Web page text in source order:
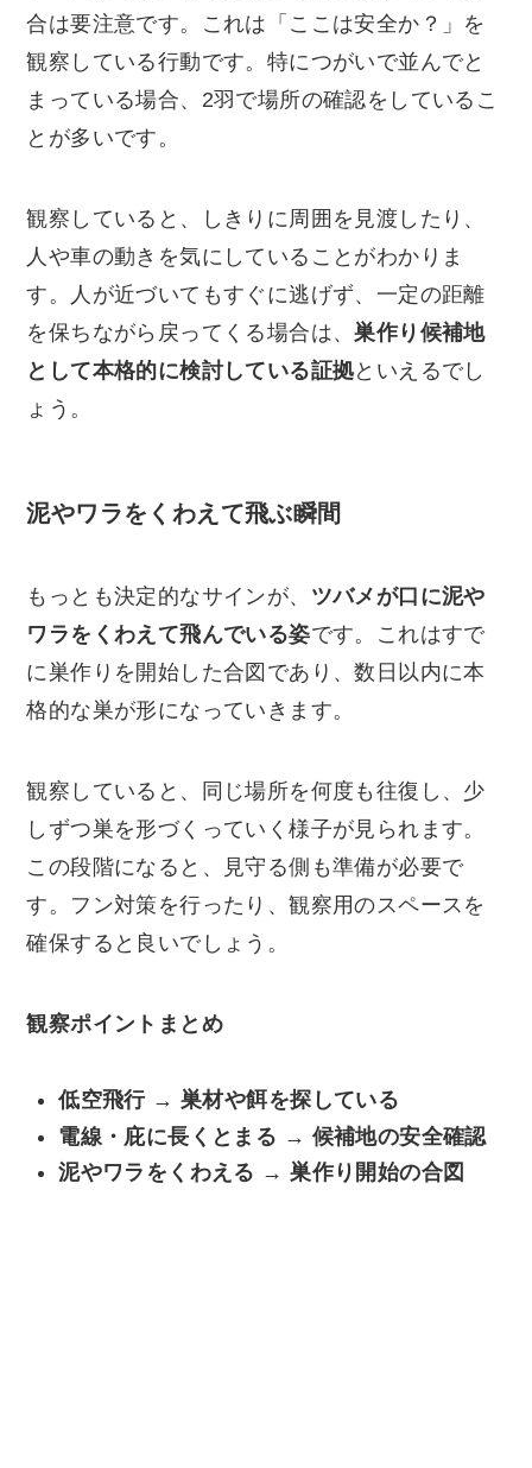
合は要注意です。これは「ここは安全か？」を
観察している行動です。特につがいで並んでと
まっている場合、2羽で場所の確認をしているこ
とが多いです。
観察していると、しきりに周囲を見渡したり、
人や車の動きを気にしていることがわかりま
す。人が近づいてもすぐに逃げず、一定の距離
を保ちながら戻ってくる場合は、巣作り候補地
として本格的に検討している証拠といえるでし
ょう。
泥やワラをくわえて飛ぶ瞬間
もっとも決定的なサインが、 ツバメが口に泥や
ワラをくわえて飛んでいる姿です。これはすで
に巣作りを開始した合図であり、数日以内に本
格的な巣が形になっていきます。
観察していると、同じ場所を何度も往復し、少
しずつ巣を形づくっていく様子が見られます。
この段階になると、見守る側も準備が必要で
す。フン対策を行ったり、観察用のスペースを
確保すると良いでしょう。
観察ポイントまとめ
低空飛行 → 巣材や餌を探している
電線・庇に長くとまる → 候補地の安全確認
泥やワラをくわえる → 巣作り開始の合図